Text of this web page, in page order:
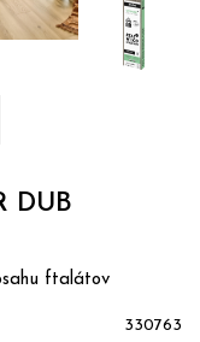
DUB
ftalátov
330763